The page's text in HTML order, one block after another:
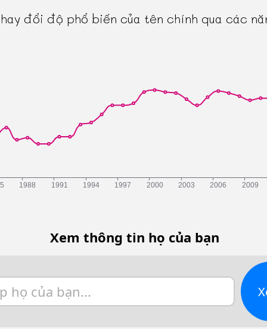
đổi độ phổ biến của tên chính qua các
Xem thông tin họ của bạn